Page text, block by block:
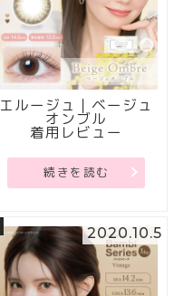
エルージュ｜ベージュ
オンブル
着用レビュー
続きを読む
2020.10.5